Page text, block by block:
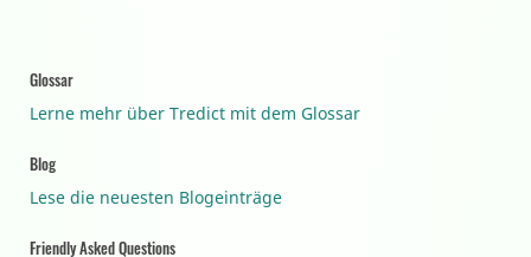
Glossar
Lerne mehr über Tredict mit dem Glossar
Blog
Lese die neuesten Blogeinträge
Friendly Asked Questions